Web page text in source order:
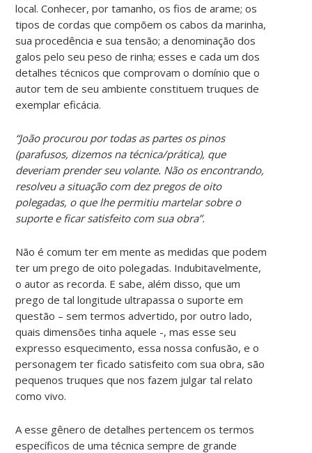
local. Conhecer, por tamanho, os fios de arame; os
tipos de cordas que compõem os cabos da marinha,
sua procedência e sua tensão; a denominação dos
galos pelo seu peso de rinha; esses e cada um dos
detalhes técnicos que comprovam o domínio que o
autor tem de seu ambiente constituem truques de
exemplar eficácia.
“João procurou por todas as partes os pinos
(parafusos, dizemos na técnica/prática), que
deveriam prender seu volante. Não os encontrando,
resolveu a situação com dez pregos de oito
polegadas, o que lhe permitiu martelar sobre o
suporte e ficar satisfeito com sua obra”.
Não é comum ter em mente as medidas que podem
ter um prego de oito polegadas. Indubitavelmente,
o autor as recorda. E sabe, além disso, que um
prego de tal longitude ultrapassa o suporte em
questão – sem termos advertido, por outro lado,
quais dimensões tinha aquele -, mas esse seu
expresso esquecimento, essa nossa confusão, e o
personagem ter ficado satisfeito com sua obra, são
pequenos truques que nos fazem julgar tal relato
como vivo.
A esse gênero de detalhes pertencem os termos
específicos de uma técnica sempre de grande